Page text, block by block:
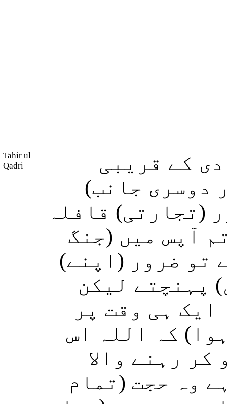
Tahir ul
Qadri
کے قریبی
دوسری جانب)
(تجارتی) قافلہ
آپس میں (جنگ
تو ضرور (اپنے)
پہنچتے لیکن
ہی وقت پر
کہ اللہ اس
رہنے والا
وہ حجت (تمام